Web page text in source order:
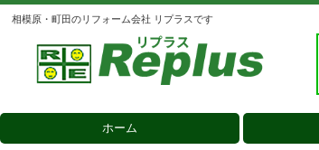
相模原・町田のリフォーム会社 リプラスです
ホーム